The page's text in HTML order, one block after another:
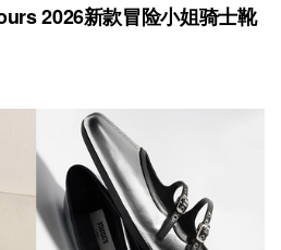
2026新款冒险小姐骑士靴